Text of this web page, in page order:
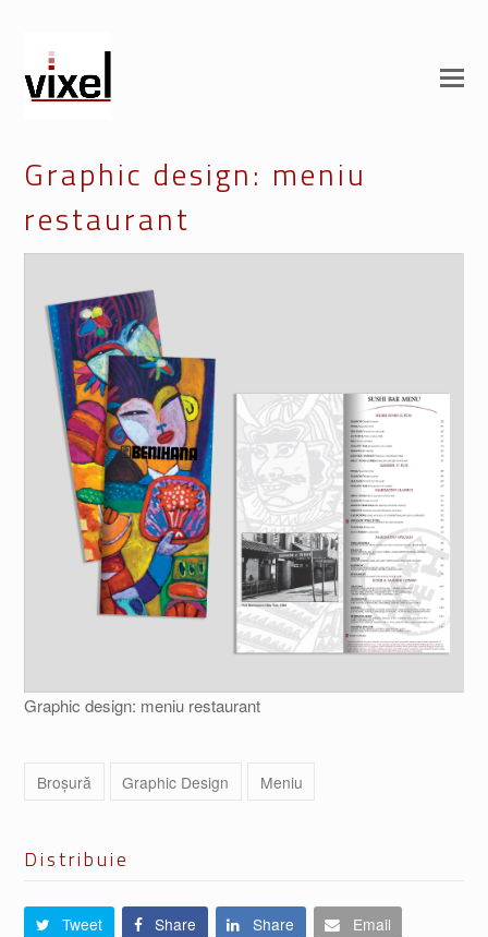
Graphic design: meniu
restaurant
Graphic design: meniu restaurant
Broșură Graphic Design Meniu
Distribuie
Tweet Share Share
Email